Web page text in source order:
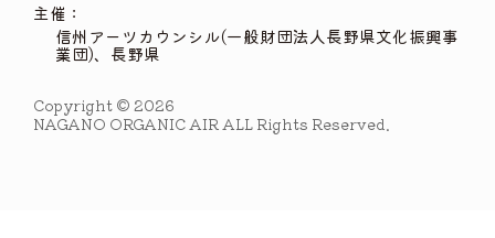
主催：
信州アーツカウンシル(一般財団法人長野県文化振興事
業団)、長野県
Copyright © 2026
NAGANO ORGANIC AIR ALL Rights Reserved.